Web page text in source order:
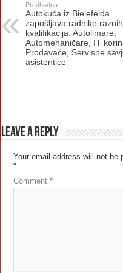
Predhodna
Autokuća iz Bielefelda
zapošljava radnike raznih
kvalifikacija: Autolimare,
Automehaničare, IT
Prodavače, Servisne
asistentice
Leave a Reply
Your email address will not be
*
Comment*